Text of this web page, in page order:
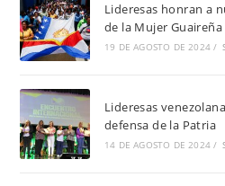
Lideresas honran a
de la Mujer Guaireña
19 DE AGOSTO DE 2024 /
Lideresas
defensa de la Patria
14 DE AGOSTO DE 2024 /